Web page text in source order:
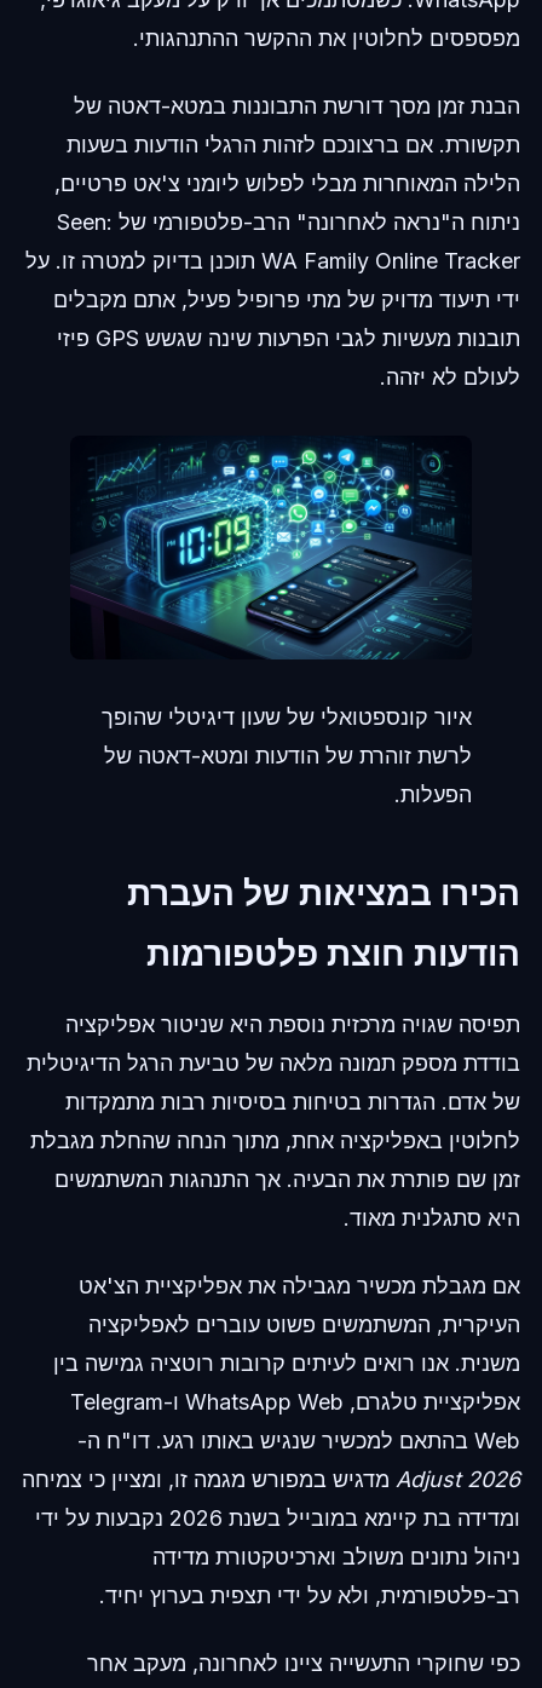
מפספסים לחלוטין את ההקשר ההתנהגותי.
הבנת זמן מסך דורשת התבוננות במטא-דאטה של
תקשורת. אם ברצונכם לזהות הרגלי הודעות בשעות
הלילה המאוחרות מבלי לפלוש ליומני צ'אט פרטיים,
ניתוח ה"נראה לאחרונה" הרב-פלטפורמי של Seen:
WA Family Online Tracker תוכנן בדיוק למטרה זו. על
ידי תיעוד מדויק של מתי פרופיל פעיל, אתם מקבלים
תובנות מעשיות לגבי הפרעות שינה שגשש GPS פיזי
לעולם לא יזהה.
איור קונספטואלי של שעון דיגיטלי שהופך
לרשת זוהרת של הודעות ומטא-דאטה של
הפעלות.
הכירו במציאות של העברת
הודעות חוצת פלטפורמות
תפיסה שגויה מרכזית נוספת היא שניטור אפליקציה
בודדת מספק תמונה מלאה של טביעת הרגל הדיגיטלית
של אדם. הגדרות בטיחות בסיסיות רבות מתמקדות
לחלוטין באפליקציה אחת, מתוך הנחה שהחלת מגבלת
זמן שם פותרת את הבעיה. אך התנהגות המשתמשים
היא סתגלנית מאוד.
אם מגבלת מכשיר מגבילה את אפליקציית הצ'אט
העיקרית, המשתמשים פשוט עוברים לאפליקציה
משנית. אנו רואים לעיתים קרובות רוטציה גמישה בין
אפליקציית טלגרם, WhatsApp Web ו-Telegram
Web בהתאם למכשיר שנגיש באותו רגע. דו"ח ה-
Adjust 2026מדגיש במפורש מגמה זו, ומציין כי צמיחה
ומדידה בת קיימא במובייל בשנת 2026 נקבעות על ידי
ניהול נתונים משולב וארכיטקטורת מדידה
רב-פלטפורמית, ולא על ידי תצפית בערוץ יחיד.
כפי שחוקרי התעשייה ציינו לאחרונה, מעקב אחר